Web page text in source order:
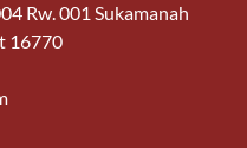
Rw. 001 Sukamanah
16770